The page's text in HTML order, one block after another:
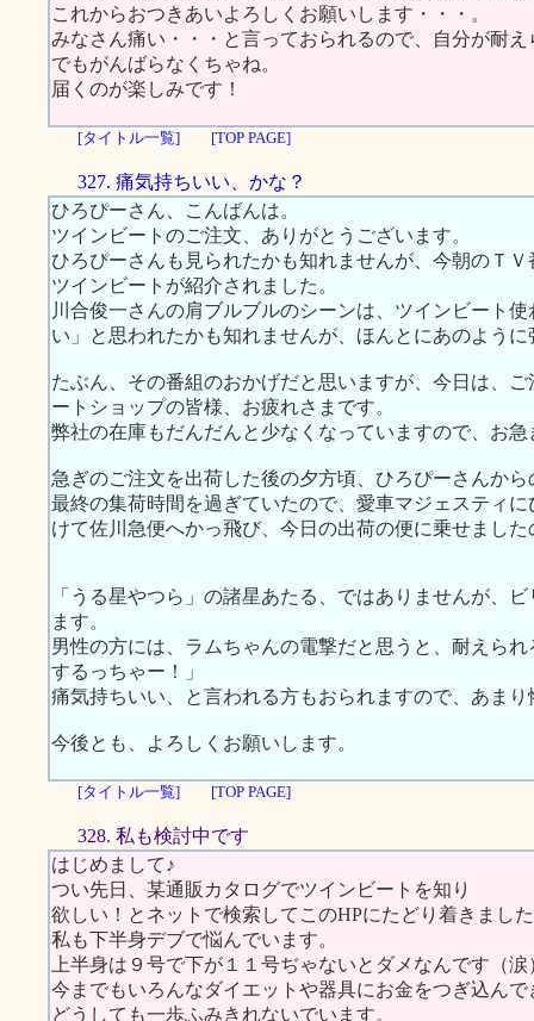
これからおつきあいよろしくお願いします・・・。
みなさん痛い・・・と言っておられるので、自分が耐
でもがんばらなくちゃね。
届くのが楽しみです！
[タイトル一覧] [TOP PAGE]
327. 痛気持ちいい、かな？
ひろぴーさん、こんばんは。
ツインビートのご注文、ありがとうございます。
ひろぴーさんも見られたかも知れませんが、今朝のＴ
ツインビートが紹介されました。
川合俊一さんの肩ブルブルのシーンは、ツインビート
い」と思われたかも知れませんが、ほんとにあのよう
たぶん、その番組のおかげだと思いますが、今日は、
ートショップの皆様、お疲れさまです。
弊社の在庫もだんだんと少なくなっていますので、お
急ぎのご注文を出荷した後の夕方頃、ひろぴーさんか
最終の集荷時間を過ぎていたので、愛車マジェスティ
けて佐川急便へかっ飛び、今日の出荷の便に乗せまし
「うる星やつら」の諸星あたる、ではありませんが、
ます。
男性の方には、ラムちゃんの電撃だと思うと、耐え
するっちゃー！」
痛気持ちいい、と言われる方もおられますので、あま
今後とも、よろしくお願いします。
[タイトル一覧] [TOP PAGE]
328. 私も検討中です
はじめまして♪
つい先日、某通販カタログでツインビートを知り
欲しい！とネットで検索してこのHPにたどり着きまし
私も下半身デブで悩んでいます。
上半身は９号で下が１１号ぢゃないとダメなんです（涙
今までもいろんなダイエットや器具にお金をつぎ込んで
どうしても一歩ふみきれないでいます。